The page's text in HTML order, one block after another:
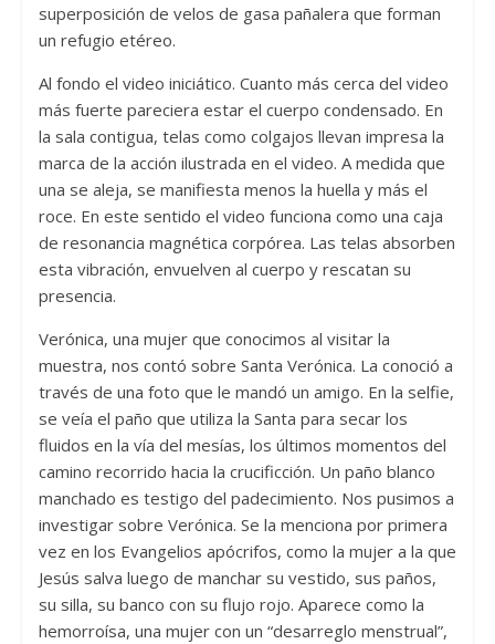
superposición de velos de gasa pañalera que forman
un refugio etéreo.
Al fondo el video iniciático. Cuanto más cerca del video
más fuerte pareciera estar el cuerpo condensado. En
la sala contigua, telas como colgajos llevan impresa la
marca de la acción ilustrada en el video. A medida que
una se aleja, se manifiesta menos la huella y más el
roce. En este sentido el video funciona como una caja
de resonancia magnética corpórea. Las telas absorben
esta vibración, envuelven al cuerpo y rescatan su
presencia.
Verónica, una mujer que conocimos al visitar la
muestra, nos contó sobre Santa Verónica. La conoció a
través de una foto que le mandó un amigo. En la selfie,
se veía el paño que utiliza la Santa para secar los
fluidos en la vía del mesías, los últimos momentos del
camino recorrido hacia la crucificción. Un paño blanco
manchado es testigo del padecimiento. Nos pusimos a
investigar sobre Verónica. Se la menciona por primera
vez en los Evangelios apócrifos, como la mujer a la que
Jesús salva luego de manchar su vestido, sus paños,
su silla, su banco con su flujo rojo. Aparece como la
hemorroísa, una mujer con un “desarreglo menstrual”,